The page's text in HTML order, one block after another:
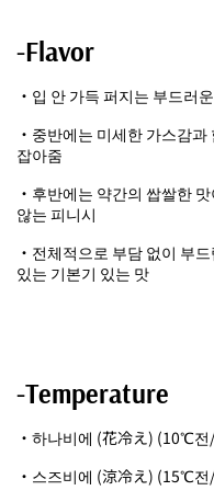
-Flavor
・입 안 가득 퍼지는 부드러
・중반에는 미세한 가스감
잡아줌
・후반에는 약간의 쌉쌀한
않는 피니시
・전체적으로 부담 없이 부
있는 기본기 있는 맛
-Temperature
・하나비에 (花冷え) (10℃전
・스즈비에 (涼冷え) (15℃전